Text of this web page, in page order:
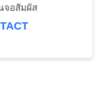
15
จอสัมผัส